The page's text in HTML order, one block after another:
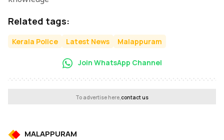
Related tags:
Kerala Police Latest News Malappuram
Join WhatsApp Channel
To advertise here,contact us
MALAPPURAM